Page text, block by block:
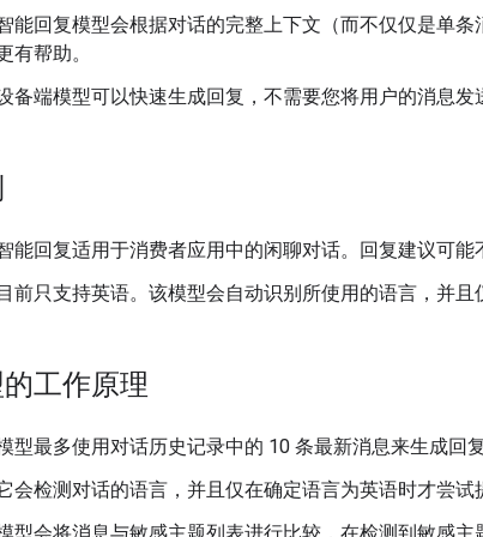
能回复模型会根据对话的完整上下文（而不仅仅是单
有帮助。
备端模型可以快速生成回复，不需要您将用户的消息发
能回复适用于消费者应用中的闲聊对话。回复建议可能
前只支持英语。该模型会自动识别所使用的语言，并且
工作原理
型最多使用对话历史记录中的 10 条最新消息来生成回复
会检测对话的语言，并且仅在确定语言为英语时才尝试